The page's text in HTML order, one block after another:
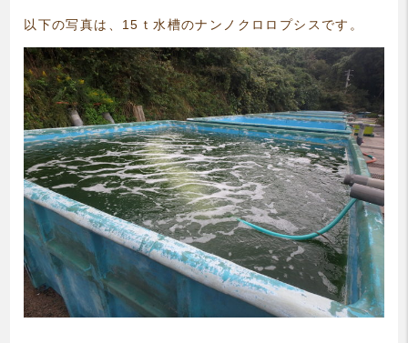
以下の写真は、15ｔ水槽のナンノクロロプシスです。